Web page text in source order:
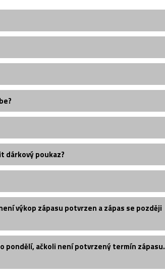
dárkový poukaz?
výkop zápasu potvrzen a zápas se později
pondělí, ačkoli není potvrzený termín zápasu.